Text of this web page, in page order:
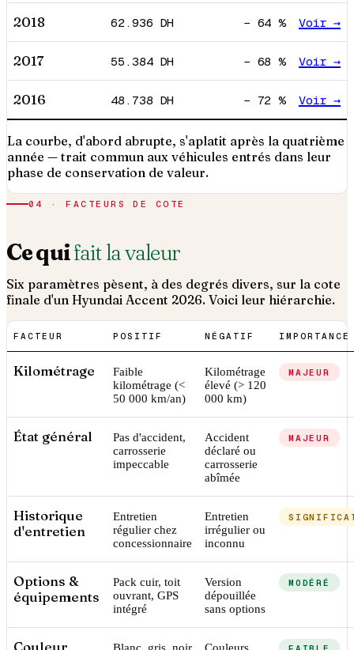
2018 62.936 DH − 64 % Voir →
2017 55.384DH − 68 % Voir →
2016 48.738 DH − 72 % Voir →
La courbe, d'abord abrupte, s'aplatit après la quatrième
année — trait commun aux véhicules entrés dans leur
phase de conservation de valeur.
04 · FACTEURS DE COTE
Ce quifait la valeur
Six paramètres pèsent, à des degrés divers, sur la cote
finale d'un Hyundai Accent 2026. Voici leur hiérarchie.
FACTEUR POSITIF NÉGATIF IMPORTANCE
Kilométrage
Faible
kilométrage (<
50 000 km/an)
Kilométrage
élevé (> 120
000 km)
MAJEUR
État général
Pas d'accident,
carrosserie
impeccable
Accident
déclaré ou
carrosserie
abîmée
MAJEUR
Historique
d'entretien
Entretien
régulier chez
concessionnaire
Entretien
irrégulier ou
inconnu
Options &
équipements
Pack cuir, toit
ouvrant, GPS
intégré
Version
dépouillée
sans options
MODÉRÉ
Couleur
Blanc, gris, noir
Couleurs